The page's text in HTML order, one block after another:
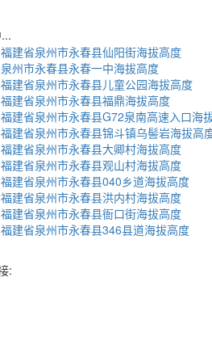
福建省泉州市永春县仙阳街海拔高度
泉州市永春县永春一中海拔高度
福建省泉州市永春县儿童公园海拔高度
福建省泉州市永春县福鼎海拔高度
福建省泉州市永春县G72泉南高速入口海
福建省泉州市永春县锦斗镇乌髻岩海拔高
福建省泉州市永春县大卿村海拔高度
福建省泉州市永春县观山村海拔高度
福建省泉州市永春县040乡道海拔高度
福建省泉州市永春县洪内村海拔高度
福建省泉州市永春县衙口街海拔高度
福建省泉州市永春县346县道海拔高度
: